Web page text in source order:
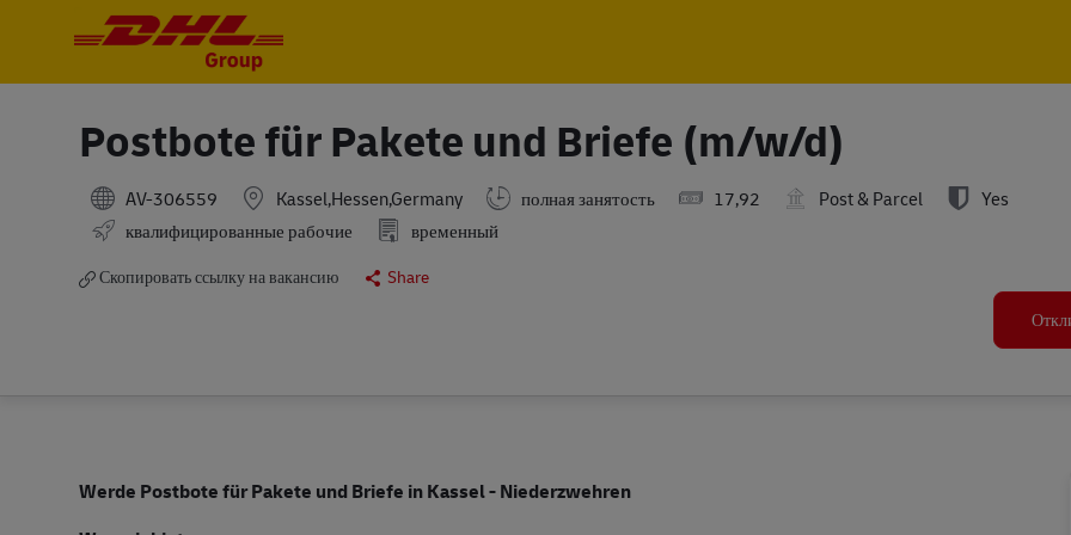
Postbote für Pakete und Briefe (m/w/d)
AV-306559 Kassel,Hessen,Germany полная занятость 17,92 Post & Parcel
Yes
квалифицированные рабочие
временный
Скопировать ссылку на вакансию
Share
Werde Postbote für Pakete und Briefe in Kassel - Niederzwehren